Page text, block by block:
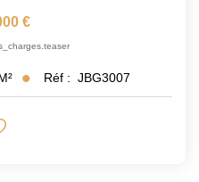
€
Réf : JBG3007